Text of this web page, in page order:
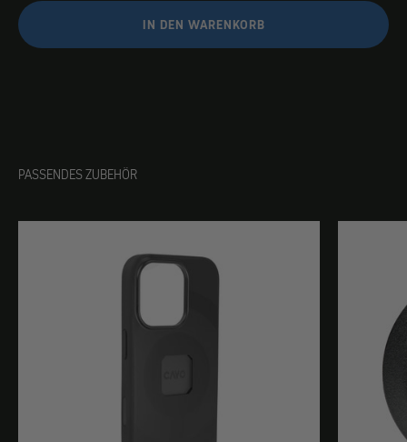
IN DEN WARENKORB
PASSENDES ZUBEHÖR